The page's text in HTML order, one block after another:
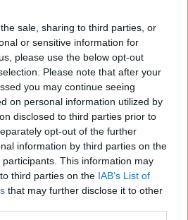
sale, sharing to third parties, or
or sensitive information for
please use the below opt-out
Please note that after your
you may continue seeing
on personal information utilized by
disclosed to third parties prior to
opt-out of the further
information by third parties on the
participants. This information may
third parties on the IAB’s List of
that may further disclose it to other
a biztonságos mozgást az új
(X)
tanösvény nyílt